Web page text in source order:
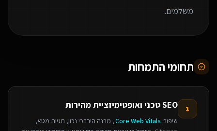
משלמים.
תחומי התמחות
1 SEO טכני ואופטימיזציית מהירות
שיפור Core Web Vitals, מבנה היררכי נכון, תגיות מטא,